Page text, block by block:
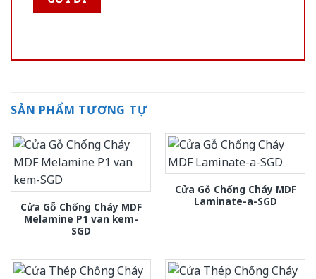
SẢN PHẨM TƯƠNG TỰ
Cửa Gỗ Chống Cháy MDF
Melamine P1 van kem-
SGD
Cửa Gỗ Chống Cháy MDF
Laminate-a-SGD